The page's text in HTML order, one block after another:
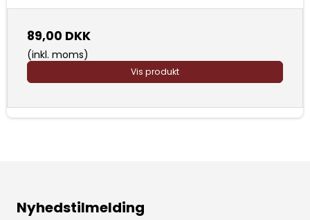
89,00 DKK
(inkl. moms)
Vis produkt
Nyhedstilmelding